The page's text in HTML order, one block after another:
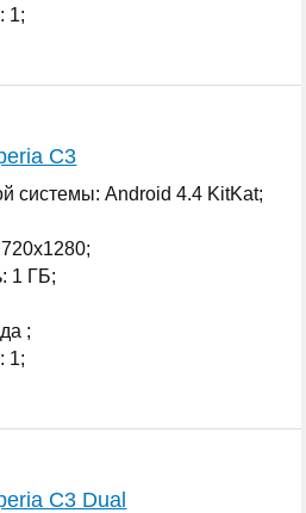
1;
C3
системы: Android 4.4 KitKat;
1 ГБ;
;
1;
C3 Dual